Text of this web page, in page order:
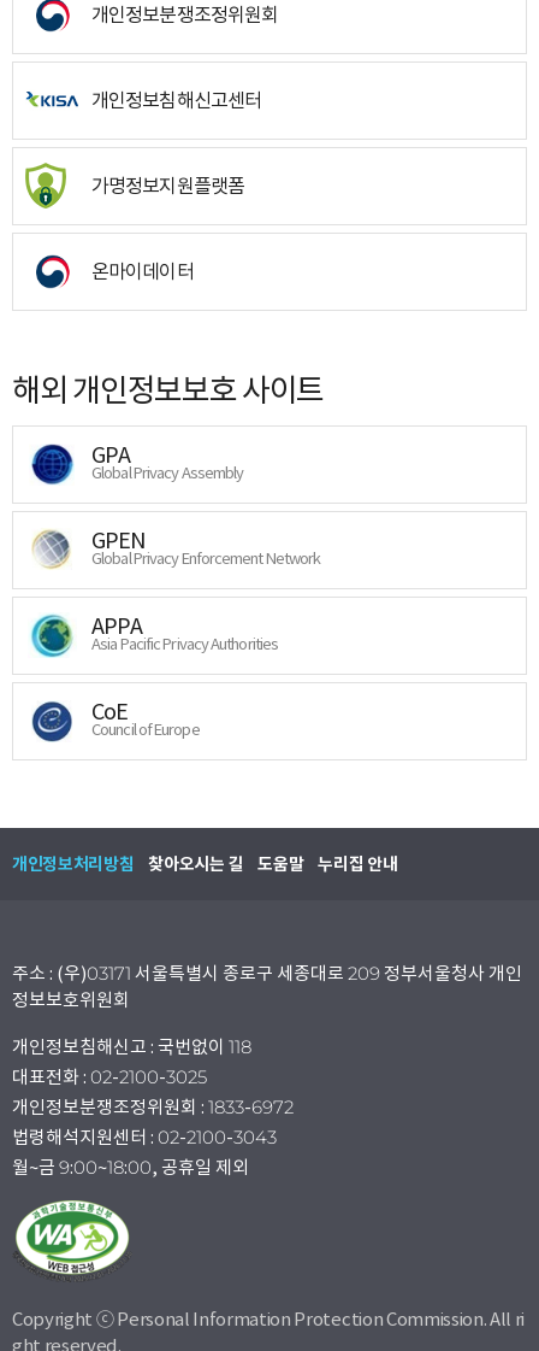
개인정보분쟁조정위원회
개인정보침해신고센터
가명정보지원플랫폼
온마이데이터
해외 개인정보보호 사이트
GPA
Global Privacy Assembly
GPEN
Global Privacy Enforcement Network
APPA
Asia Pacific Privacy Authorities
CoE
Council of Europe
개인정보처리방침 찾아오시는 길 도움말 누리집 안내
주소 : (우)03171 서울특별시 종로구 세종대로 209 정부서울청사 개인
정보보호위원회
개인정보침해신고 : 국번없이 118
대표전화 : 02-2100-3025
개인정보분쟁조정위원회 : 1833-6972
법령해석지원센터 : 02-2100-3043
월~금 9:00~18:00, 공휴일 제외
Copyright ⓒ Personal Information Protection Commission. All ri
ght reserved.